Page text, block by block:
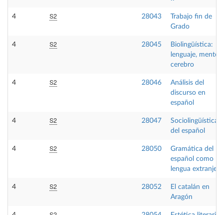
4 S2 28043
Trabajo fin de
Grado
4 S2 28045
Biolingüística:
lenguaje, mente y
cerebro
4 S2 28046
Análisis del
discurso en
español
4 S2 28047
Sociolingüística
del español
4 S2 28050
Gramática del
español como
lengua extranjera
4 S2 28052
El catalán en
Aragón